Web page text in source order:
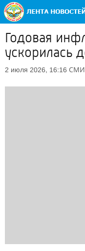
Годовая
ускорилась
2 июля 2026, 16:16 СМИ